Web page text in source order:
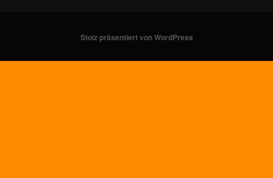
Stolz präsentiert von WordPress